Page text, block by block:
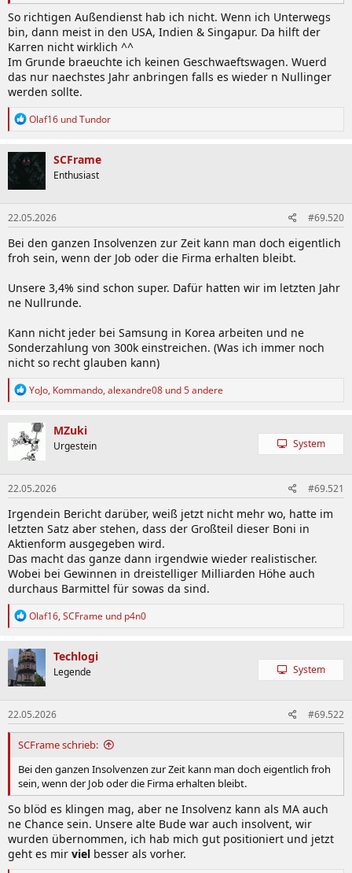
So richtigen Außendienst hab ich nicht. Wenn ich Unterwegs
bin, dann meist in den USA, Indien & Singapur. Da hilft der
Karren nicht wirklich ^^
Im Grunde braeuchte ich keinen Geschwaeftswagen. Wuerd
das nur naechstes Jahr anbringen falls es wieder n Nullinger
werden sollte.
R
k
t
o
n
e
n
:
Olaf16 undTundor
SCFrame
Enthusiast
22.05.2026 #69.520
Bei den ganzen Insolvenzen zur Zeit kann man doch eigentlich
froh sein, wenn der Job oder die Firma erhalten bleibt.
Unsere 3,4% sind schon super. Dafür hatten wir im letzten Jahr
ne Nullrunde.
Kann nicht jeder bei Samsung in Korea arbeiten und ne
Sonderzahlung von 300k einstreichen. (Was ich immer noch
nicht so recht glauben kann)
R
k
t
i
o
n
e
n
:
YoJo, Kommando, alexandre08 und 5 andere
MZuki
Urgestein System
22.05.2026 #69.521
Irgendein Bericht darüber, weiß jetzt nicht mehr wo, hatte im
letzten Satz aber stehen, dass der Großteil dieser Boni in
Aktienform ausgegeben wird.
Das macht das ganze dann irgendwie wieder realistischer.
Wobei bei Gewinnen in dreistelliger Milliarden Höhe auch
durchaus Barmittel für sowas da sind.
R
k
t
i
o
n
e
n
:
Olaf16, SCFrame und p4n0
Techlogi
Legende System
22.05.2026 #69.522
SCFrame schrieb:
Bei den ganzen Insolvenzen zur Zeit kann man doch eigentlich froh
sein, wenn der Job oder die Firma erhalten bleibt.
So blöd es klingen mag, aber ne Insolvenz kann als MA auch
ne Chance sein. Unsere alte Bude war auch insolvent, wir
wurden übernommen, ich hab mich gut positioniert und jetzt
geht es mir viel besser als vorher.